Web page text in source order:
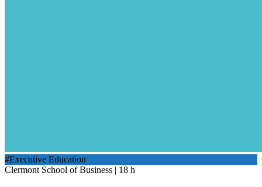
#Executive Education
Clermont School of Business | 18 h